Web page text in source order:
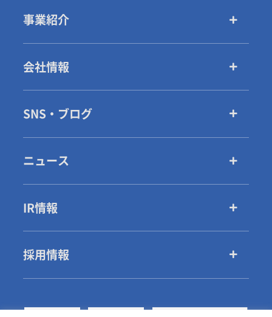
事業紹介
会社情報
SNS・ブログ
ニュース
IR情報
採用情報